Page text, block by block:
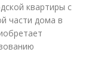
квартиры с
части дома в